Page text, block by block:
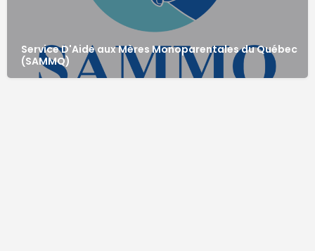
Service D'Aide aux Mères Monoparentales du Québec
(SAMMQ)